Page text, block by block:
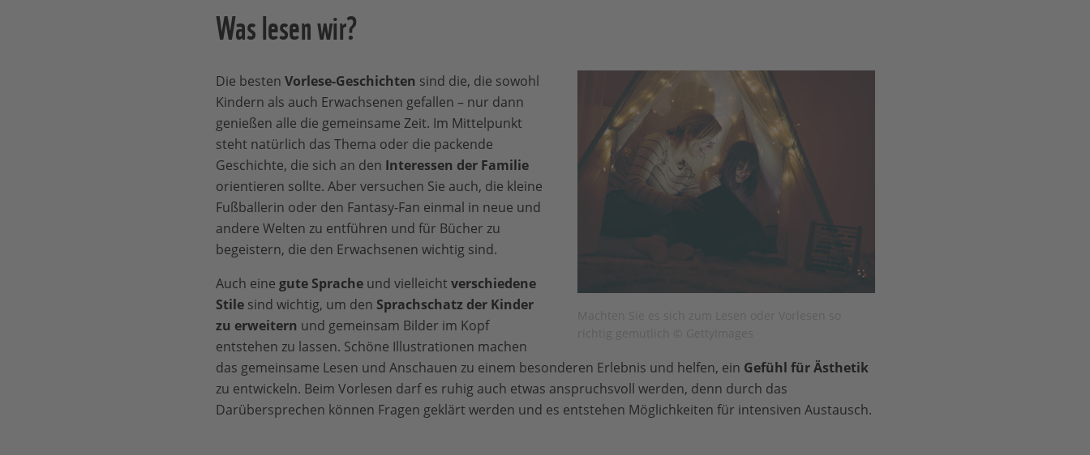
Was lesen wir?
Die besten Vorlese-Geschichten sind die, die sowohl
Kindern als auch Erwachsenen gefallen – nur dann
genießen alle die gemeinsame Zeit. Im Mittelpunkt
steht natürlich das Thema oder die packende
Geschichte, die sich an den Interessen der Familie
orientieren sollte. Aber versuchen Sie auch, die kleine
Fußballerin oder den Fantasy-Fan einmal in neue und
andere Welten zu entführen und für Bücher zu
begeistern, die den Erwachsenen wichtig sind.
Auch eine gute Sprache und vielleicht verschiedene
Stilesind wichtig, um den Sprachschatz der Kinder
zu erweitern und gemeinsam Bilder im Kopf
entstehen zu lassen. Schöne Illustrationen machen
das gemeinsame Lesen und Anschauen zu einem besonderen Erlebnis und helfen, ein Gefühl für Ästhetik
zu entwickeln. Beim Vorlesen darf es ruhig auch etwas anspruchsvoll werden, denn durch das
Darübersprechen können Fragen geklärt werden und es entstehen Möglichkeiten für intensiven Austausch.